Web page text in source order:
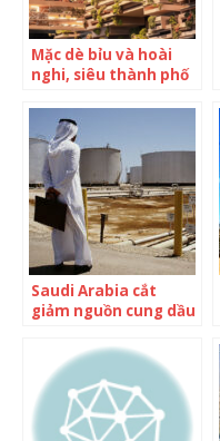
Mặc dè bỉu và hoài
nghi, siêu thành phố
của Saudi Arabia đón
tin vui mới
Saudi Arabia cắt
giảm nguồn cung dầu